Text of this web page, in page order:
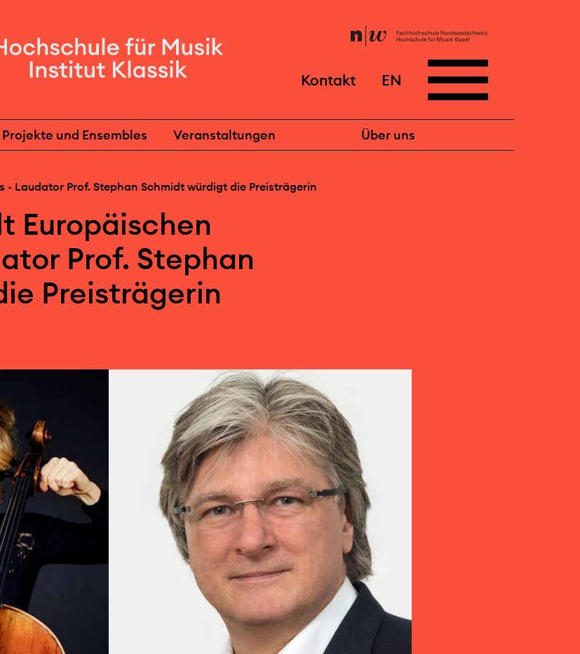
Kontakt EN
Projekte und Ensembles Veranstaltungen Über uns
Laudator Prof. Stephan Schmidt würdigt die Preisträgerin
Europäischen
Prof. Stephan
Preisträgerin